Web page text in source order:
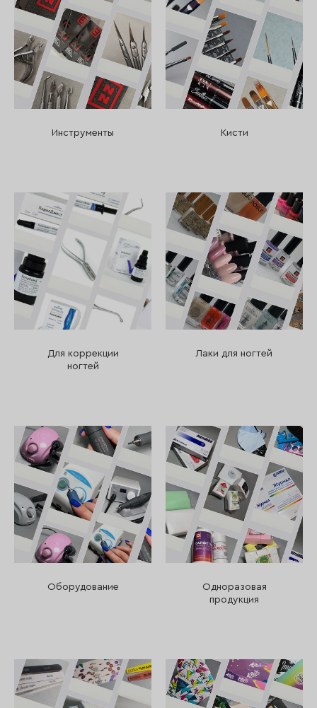
Инструменты Кисти
Для коррекции
ногтей
Лаки для ногтей
Оборудование
Одноразовая
продукция